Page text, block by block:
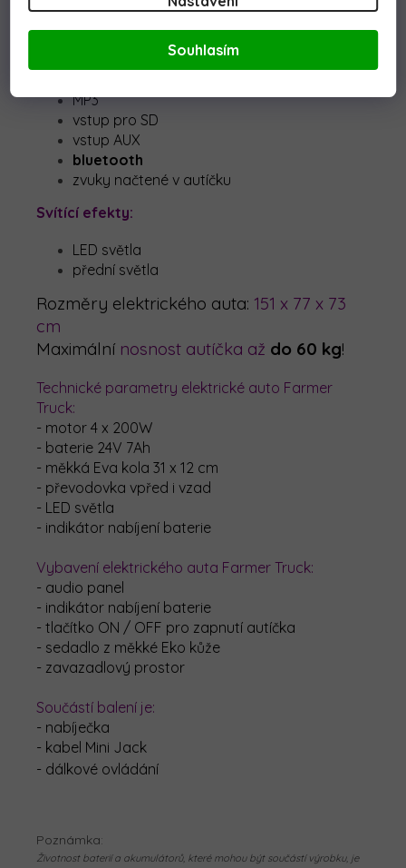
Souhlasím
bezpečnostní tlačítko Stop
3 rychlosti
MP3
vstup pro SD
vstup AUX
bluetooth
zvuky načtené v autíčku
Svítící efekty:
LED světla
přední světla
Rozměry elektrického auta: 151 x 77 x 73
cm
Maximální nosnost autíčka až do 60 kg!
Technické parametry elektrické auto Farmer
Truck:
- motor 4 x 200W
- baterie 24V 7Ah
- měkká Eva kola 31 x 12 cm
- převodovka vpřed i vzad
- LED světla
- indikátor nabíjení baterie
Vybavení elektrického auta Farmer Truck:
- audio panel
- indikátor nabíjení baterie
- tlačítko ON / OFF pro zapnutí autíčka
- sedadlo z měkké Eko kůže
- zavazadlový prostor
Součástí balení je:
- nabíječka
- kabel Mini Jack
- dálkové ovládání
Poznámka:
Životnost baterií a akumulátorů, které mohou být součástí výrobku, je